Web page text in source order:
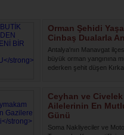
Orman Şehidi
Cinbaş Dualarla
Antalya'nın Manavgat
büyük orman yangınına
ederken şehit düşen
Ceyhan ve Civelek
Ailelerinin En
Günü
Soma Nakliyeciler ve